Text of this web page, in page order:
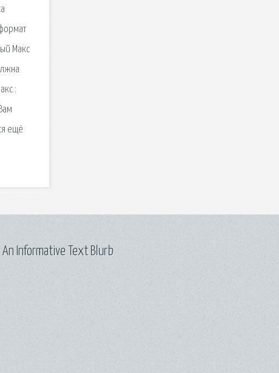
Макс
:
ещё
An Informative Text Blurb